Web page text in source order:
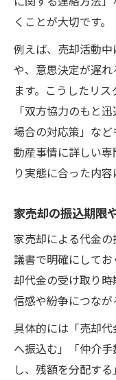
くことが大切です。
例えば、売却活動
や、意思決定が遅
ます。こうしたリ
「双方協力のもと
場合の対応策」な
動産事情に詳しい
り実態に合った内容
家売却の振込期限
家売却による代金
議書で明確にして
却代金の受け取り
信感や紛争につなが
具体的には「売却
へ振込む」「仲介
し、残額を分配す